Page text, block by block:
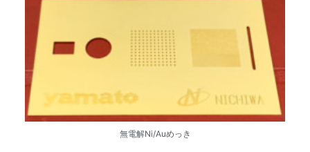
無電解Ni/Auめっき